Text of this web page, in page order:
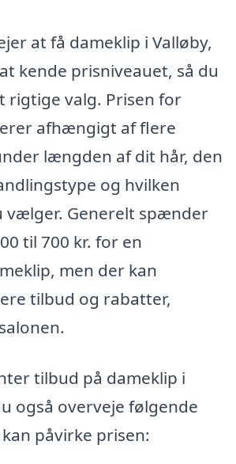
at få dameklip i Valløby,
kende prisniveauet, så du
rigtige valg. Prisen for
afhængigt af flere
længden af dit hår, den
og hvilken
vælger. Generelt spænder
til 700 kr. for en
men der kan
tilbud og rabatter,
tilbud på dameklip i
også overveje følgende
påvirke prisen: